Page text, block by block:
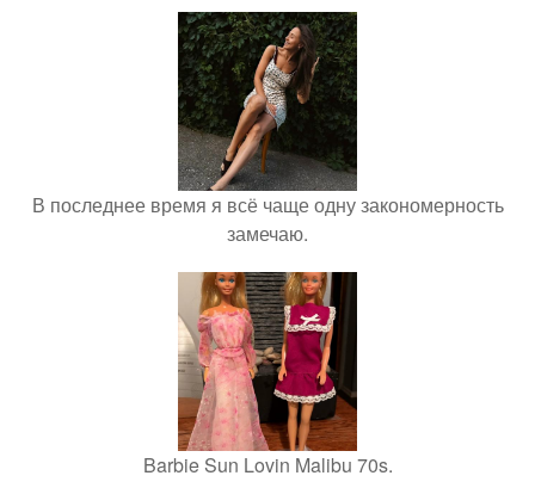
В последнее время я всё чаще одну закономерность
замечаю.
Barbie Sun Lovin Malibu 70s.